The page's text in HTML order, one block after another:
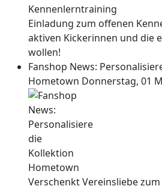
Einladung zum offenen
aktiven Kickerinnen und die
wollen!
Fanshop News:
Hometown Donnerstag, 01
Verschenkt Vereinsliebe